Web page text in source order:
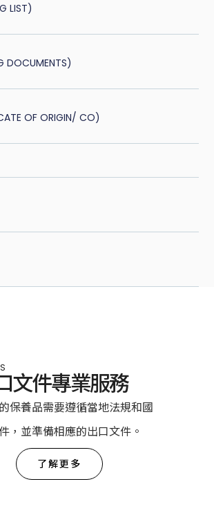
LIST)
DOCUMENTS)
OF ORIGIN/ CO)
文件專業服務
保養品需要遵循當地法規和國
，並準備相應的出口文件。
了解更多